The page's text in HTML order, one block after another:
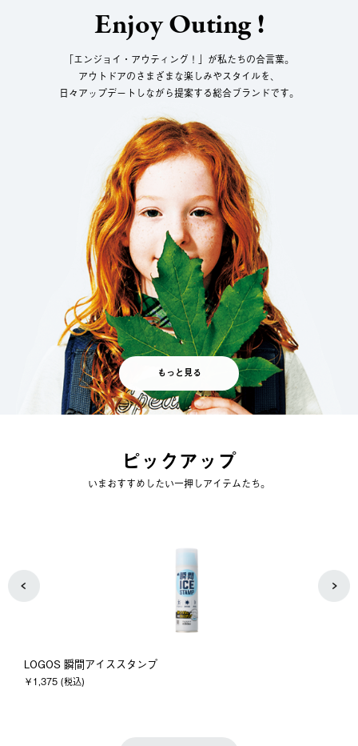
Enjoy Outing !
「エンジョイ・アウティング！」が私たちの合言葉。
アウトドアのさまざまな楽しみやスタイルを、
日々アップデートしながら提案する総合ブランドです。
もっと見る
ピックアップ
いまおすすめしたい一押しアイテムたち。
LOGOS 瞬間アイススタンプ
￥1,375 (税込)